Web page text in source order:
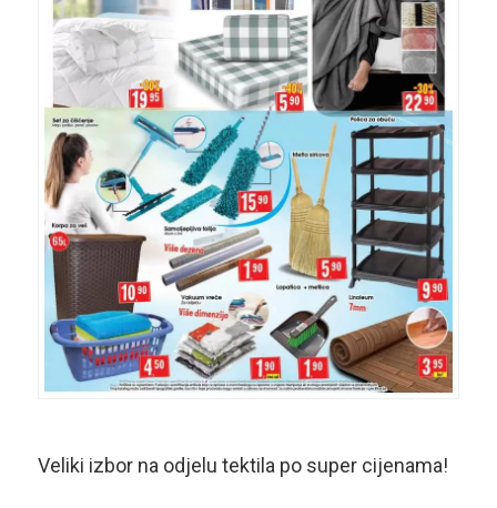
Veliki izbor na odjelu tektila po super cijenama!